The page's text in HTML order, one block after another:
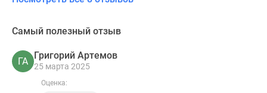
Самый полезный отзыв
ГА
Григорий Артемов
25 марта 2025
Оценка: